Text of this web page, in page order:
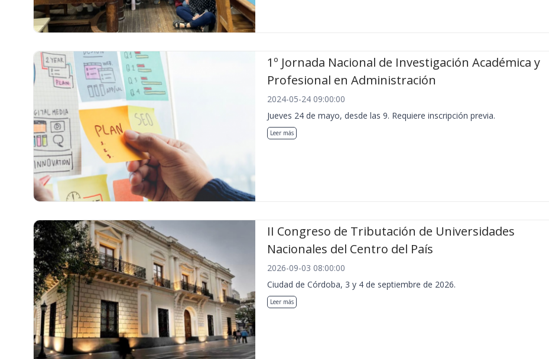
1º Jornada Nacional de Investigación Académica y
Profesional en Administración
2024-05-24 09:00:00
Jueves 24 de mayo, desde las 9. Requiere inscripción previa.
Leer más
II Congreso de Tributación de Universidades
Nacionales del Centro del País
2026-09-03 08:00:00
Ciudad de Córdoba, 3 y 4 de septiembre de 2026.
Leer más